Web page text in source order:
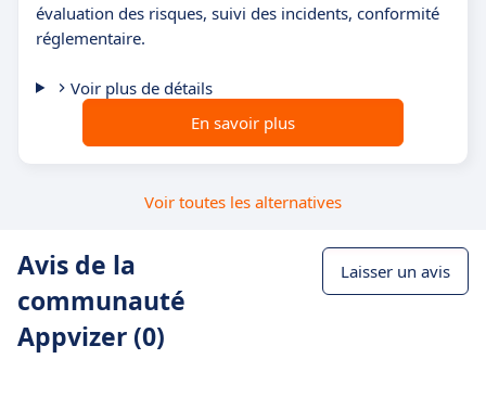
évaluation des risques, suivi des incidents, conformité
réglementaire.
Voir plus de détails
En savoir plus
Voir toutes les alternatives
Avis de la
communauté
Appvizer (0)
Laisser un avis